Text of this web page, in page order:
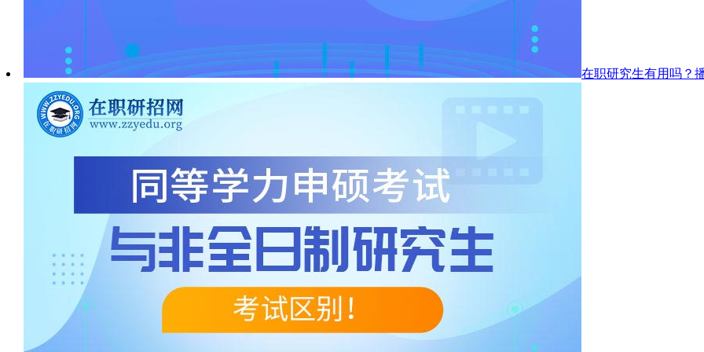
在职研究生有用吗？